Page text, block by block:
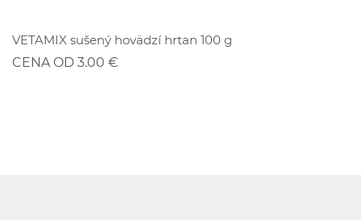
VETAMIX sušený hovädzí hrtan 100 g
CENA OD 3.00 €